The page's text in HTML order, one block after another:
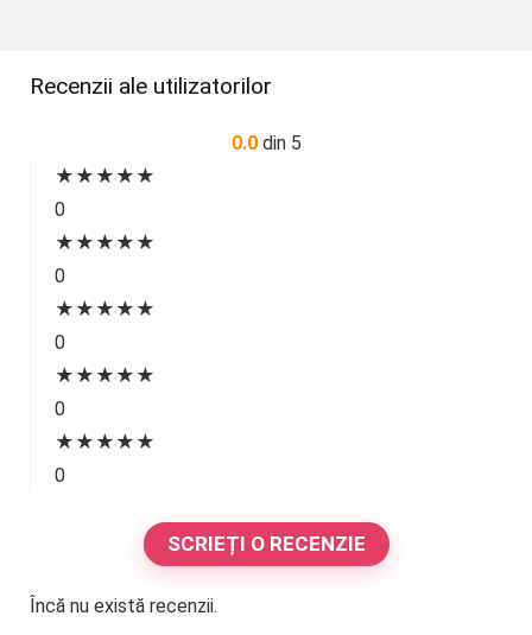
Recenzii ale utilizatorilor
0.0 din 5
★ ★ ★ ★ ★
0
★ ★ ★ ★ ★
0
★ ★ ★ ★ ★
0
★ ★ ★ ★ ★
0
★ ★ ★ ★ ★
0
SCRIEȚI O RECENZIE
Încă nu există recenzii.